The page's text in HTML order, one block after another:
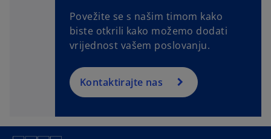
Povežite se s našim timom kako
biste otkrili kako možemo dodati
vrijednost vašem poslovanju.
Kontaktirajte nas